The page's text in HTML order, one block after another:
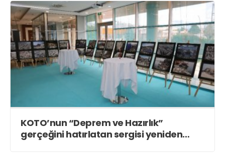
KOTO’nun “Deprem ve Hazırlık”
gerçeğini hatırlatan sergisi yeniden